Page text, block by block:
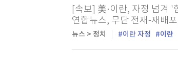
[속보] 美·이란, 자정 넘겨
연합뉴스, 무단 전재-재배
뉴스 > 정치 이란 자정 이란